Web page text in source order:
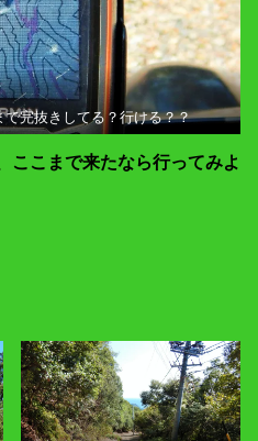
完抜きしてる？行ける？？
ここまで来たなら行ってみよ